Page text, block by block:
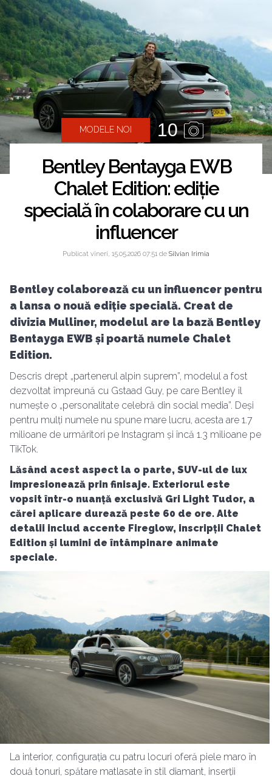
MODELE NOI 10
Bentley Bentayga EWB
Chalet Edition: ediție
specială în colaborare cu un
influencer
Publicat vineri, 15.05.2026 07:51 de Silvian Irimia
Bentley colaborează cu un influencer pentru
a lansa o nouă ediție specială. Creat de
divizia Mulliner, modelul are la bază Bentley
Bentayga EWB și poartă numele Chalet
Edition.
Descris drept „partenerul alpin suprem”, modelul a fost
dezvoltat împreună cu Gstaad Guy, pe care Bentley îl
numește o „personalitate celebră din social media”. Deși
pentru mulți numele nu spune mare lucru, acesta are 1.7
milioane de urmăritori pe Instagram și încă 1.3 milioane pe
TikTok.
Lăsând acest aspect la o parte, SUV-ul de lux
impresionează prin finisaje. Exteriorul este
vopsit într-o nuanță exclusivă Gri Light Tudor, a
cărei aplicare durează peste 60 de ore. Alte
detalii includ accente Fireglow, inscripții Chalet
Edition și lumini de întâmpinare animate
speciale.
La interior, configurația cu patru locuri oferă piele maro în
două tonuri, spătare matlasate în stil diamant, inserții